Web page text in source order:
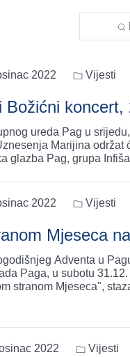
2022 Vijesti
Božićni koncert,
ureda Pag u
Marijina održat
glazba Pag, grupa
2022 Vijesti
Mjeseca
Adventa u
Paga, u subotu
stranom Mjeseca",
2022 Vijesti